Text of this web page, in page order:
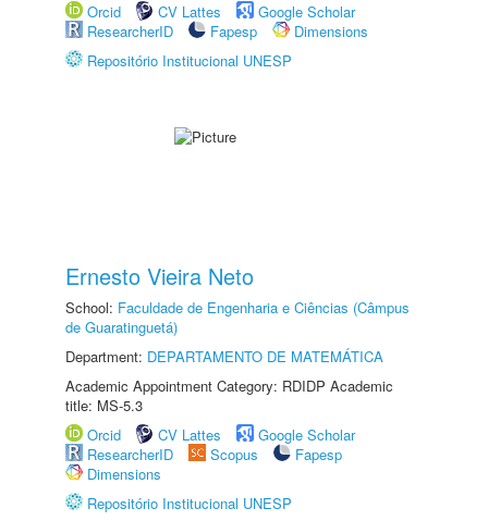
Orcid
CV Lattes
Google Scholar
ResearcherID
Fapesp
Dimensions
Repositório Institucional UNESP
Ernesto Vieira Neto
School: Faculdade de Engenharia e Ciências (Câmpus
de Guaratinguetá)
Department: DEPARTAMENTO DE MATEMÁTICA
Academic Appointment Category: RDIDP Academic
title: MS-5.3
Orcid
CV Lattes
Google Scholar
ResearcherID
Scopus
Fapesp
Dimensions
Repositório Institucional UNESP